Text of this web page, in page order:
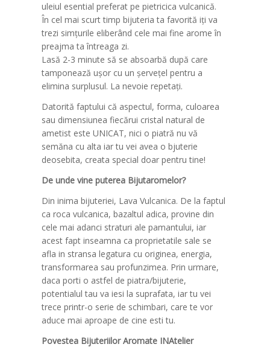
uleiul esential preferat pe pietricica vulcanică.
În cel mai scurt timp bijuteria ta favorită iți va
trezi simțurile eliberând cele mai fine arome în
preajma ta întreaga zi.
Lasă 2-3 minute să se absoarbă după care
tamponează ușor cu un șervețel pentru a
elimina surplusul. La nevoie repetați.
Datorită faptului că aspectul, forma, culoarea
sau dimensiunea fiecărui cristal natural de
ametist este UNICAT, nici o piatră nu vă
semăna cu alta iar tu vei avea o bjuterie
deosebita, creata special doar pentru tine!
De unde vine puterea Bijutaromelor?
Din inima bijuteriei, Lava Vulcanica. De la faptul
ca roca vulcanica, bazaltul adica, provine din
cele mai adanci straturi ale pamantului, iar
acest fapt inseamna ca proprietatile sale se
afla in stransa legatura cu originea, energia,
transformarea sau profunzimea. Prin urmare,
daca porti o astfel de piatra/bijuterie,
potentialul tau va iesi la suprafata, iar tu vei
trece printr-o serie de schimbari, care te vor
aduce mai aproape de cine esti tu.
Povestea Bijuteriilor Aromate INAtelier